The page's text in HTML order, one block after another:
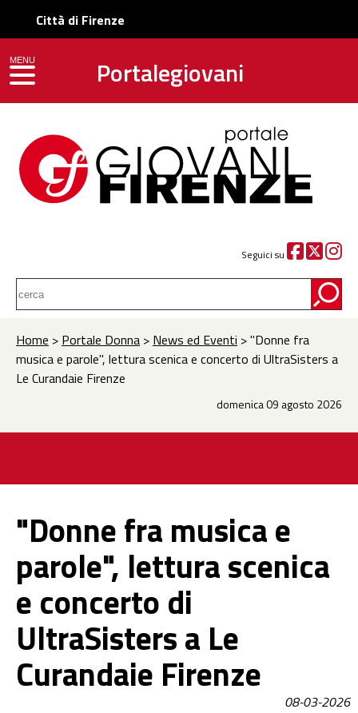
Città di Firenze
Portalegiovani
Seguici su
MENU
toggle navigation
Home > Portale Donna > News ed Eventi > "Donne fra
musica e parole", lettura scenica e concerto di UltraSisters a
Le Curandaie Firenze
domenica 09 agosto 2026
"Donne fra musica e
parole", lettura scenica
e concerto di
UltraSisters a Le
Curandaie Firenze
08-03-2026